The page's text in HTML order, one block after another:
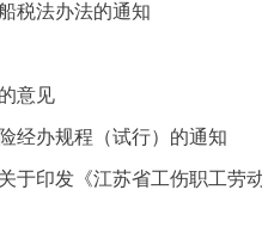
税法办法的通知
意见
经办规程（试行）的通知
于印发《江苏省工伤职工劳